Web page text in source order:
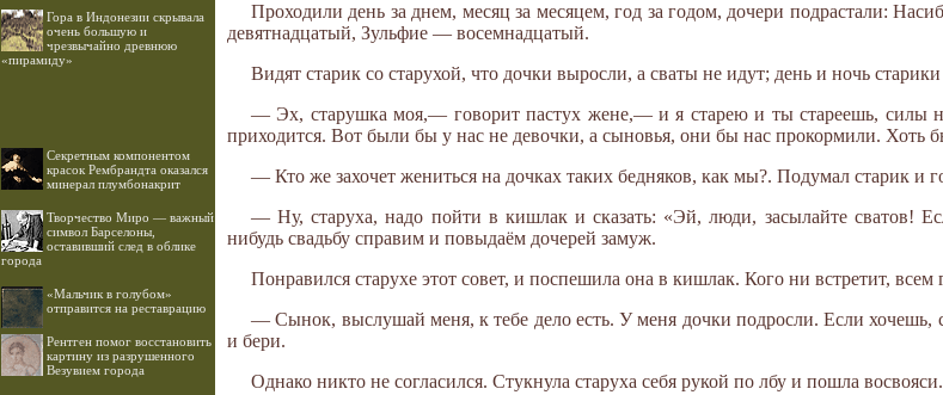
Гора в Индонезии скрывала
очень большую и
чрезвычайно древнюю
«пирамиду»
Секретным компонентом
красок Рембрандта оказался
минерал плумбонакрит
Творчество Миро — важный
символ Барселоны,
оставивший след в облике
города
«Мальчик в голубом»
отправится на реставрацию
Рентген помог восстановить
картину из разрушенного
Везувием города
Проходили день за днем, месяц за месяцем, год за годом, дочери подрастали:
девятнадцатый, Зульфие — восемнадцатый.
Видят старик со старухой, что дочки выросли, а сваты не идут; день и ночь
— Эх, старушка моя,— говорит пастух жене,— и я старею и ты стареешь, силы
приходится. Вот были бы у нас не девочки, а сыновья, они бы нас прокормили. Хоть
— Кто же захочет жениться на дочках таких бедняков, как мы?. Подумал старик и
— Ну, старуха, надо пойти в кишлак и сказать: «Эй, люди, засылайте сватов!
нибудь свадьбу справим и повыдаём дочерей замуж.
Понравился старухе этот совет, и поспешила она в кишлак. Кого ни встретит, всем
— Сынок, выслушай меня, к тебе дело есть. У меня дочки подросли. Если хочешь,
и бери.
Однако никто не согласился. Стукнула старуха себя рукой по лбу и пошла восвояси.